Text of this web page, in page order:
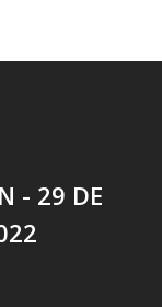
- 29 DE